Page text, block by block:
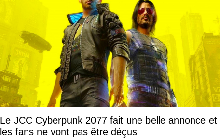
Le JCC Cyberpunk 2077 fait une belle annonce et
les fans ne vont pas être déçus